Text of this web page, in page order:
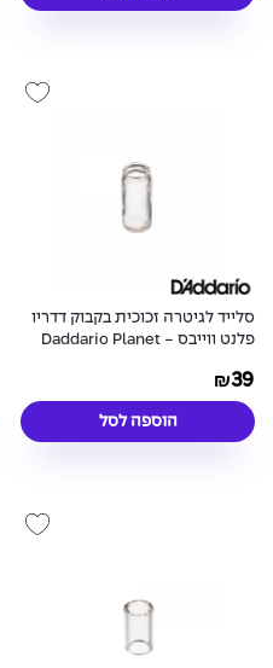
סלייד לגיטרה זכוכית בקבוק דדריו
פלנט ווייבס - Daddario Planet
Slide
₪39
הוספה לסל